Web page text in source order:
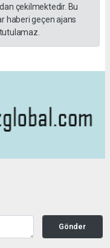
çekilmektedir. Bu
haberi geçen ajans
Gönder